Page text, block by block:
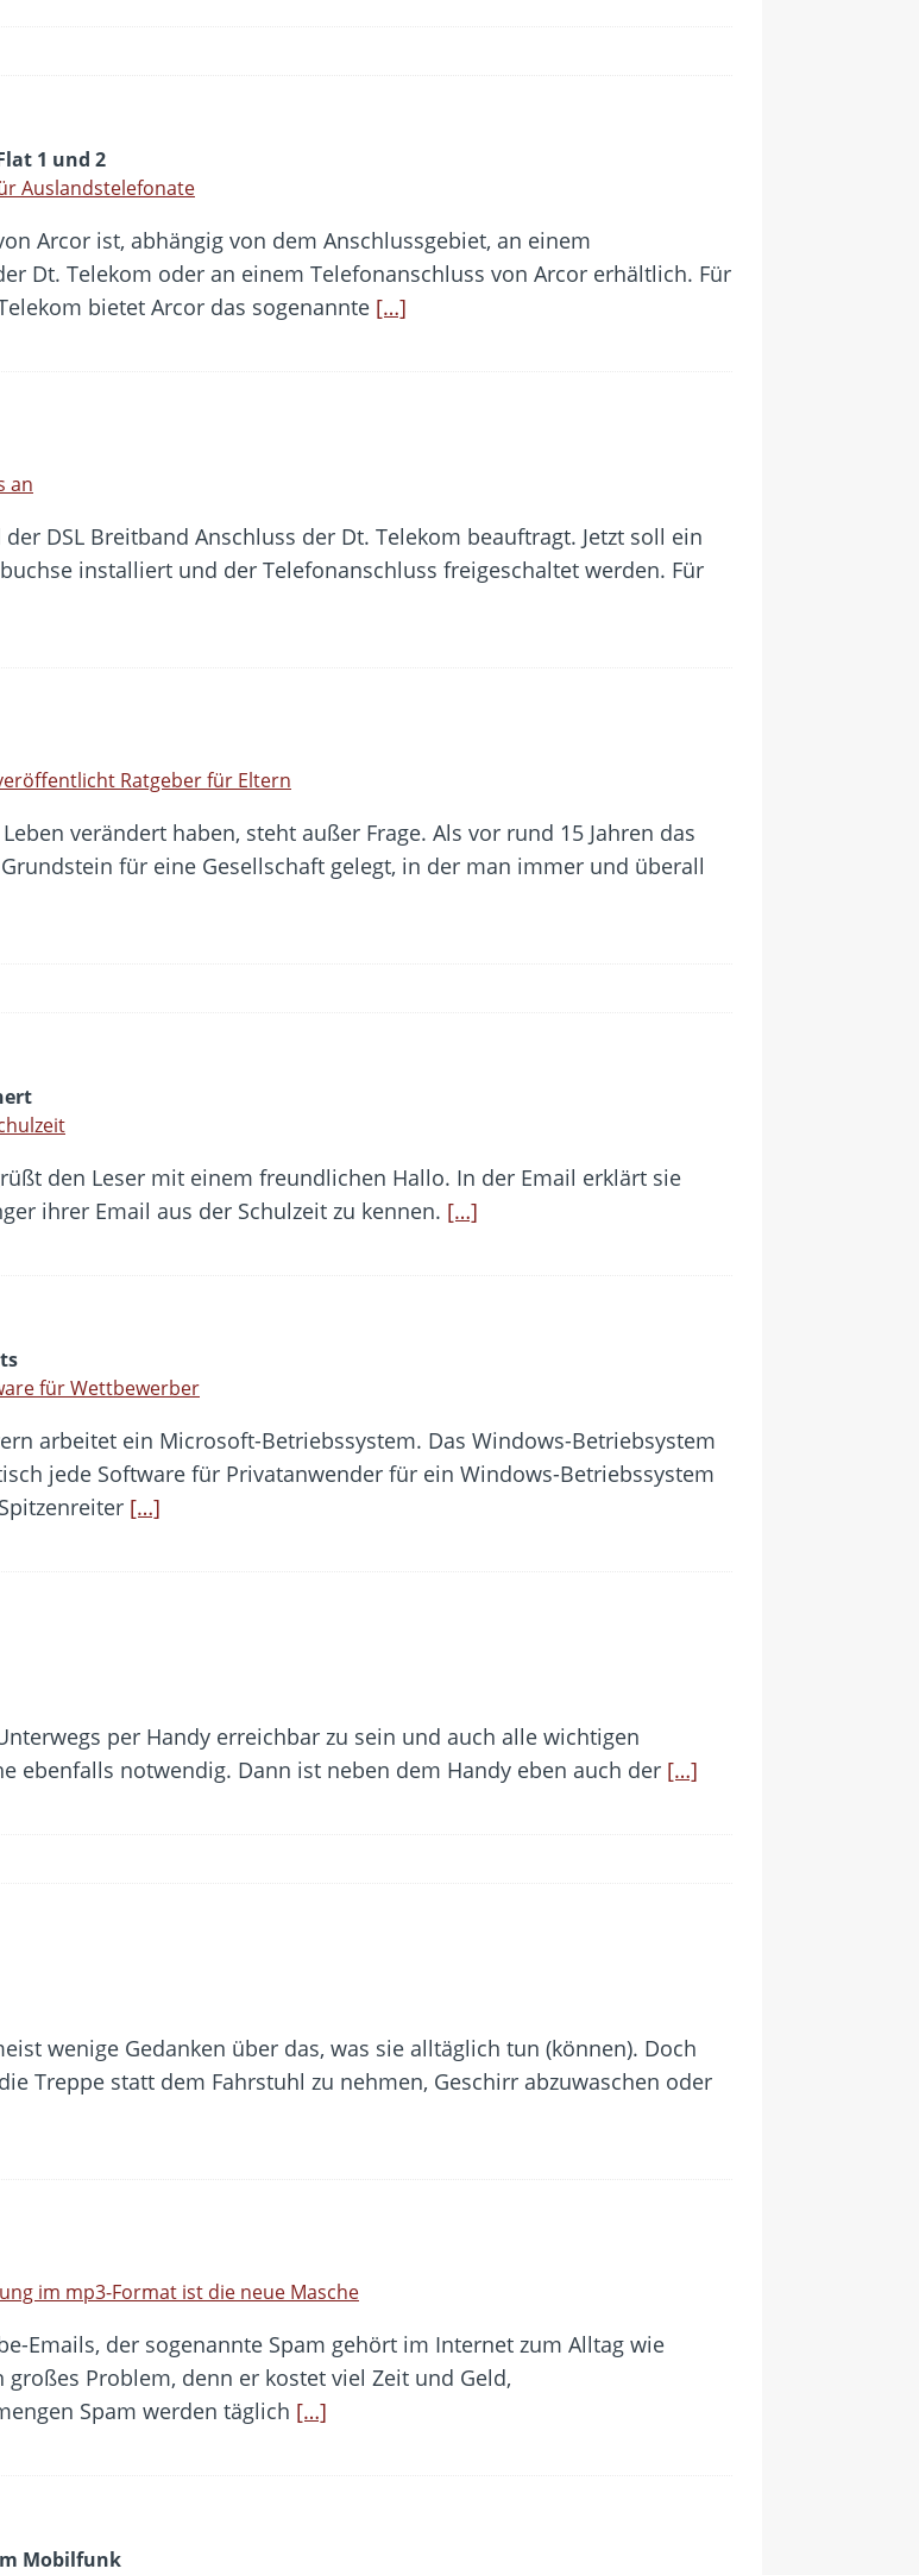
1 und 2
Auslandstelefonate
Arcor ist, abhängig von dem Anschlussgebiet, an einem
Dt. Telekom oder an einem Telefonanschluss von Arcor erhältlich. Für
bietet Arcor das sogenannte […]
an
DSL Breitband Anschluss der Dt. Telekom beauftragt. Jetzt soll ein
installiert und der Telefonanschluss freigeschaltet werden. Für
Ratgeber für Eltern
verändert haben, steht außer Frage. Als vor rund 15 Jahren das
für eine Gesellschaft gelegt, in der man immer und überall
den Leser mit einem freundlichen Hallo. In der Email erklärt sie
ihrer Email aus der Schulzeit zu kennen. […]
für Wettbewerber
arbeitet ein Microsoft-Betriebssystem. Das Windows-Betriebsystem
jede Software für Privatanwender für ein Windows-Betriebssystem
[…]
per Handy erreichbar zu sein und auch alle wichtigen
ebenfalls notwendig. Dann ist neben dem Handy eben auch der […]
wenige Gedanken über das, was sie alltäglich tun (können). Doch
Treppe statt dem Fahrstuhl zu nehmen, Geschirr abzuwaschen oder
im mp3-Format ist die neue Masche
Emails, der sogenannte Spam gehört im Internet zum Alltag wie
Problem, denn er kostet viel Zeit und Geld,
Spam werden täglich […]
Mobilfunk